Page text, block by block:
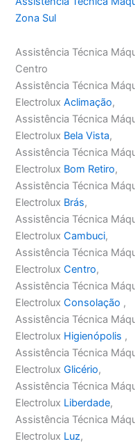
Zona Sul
Assistência Técnica
Centro
Assistência Técnica
ElectroluxAclimação,
Assistência Técnica
Electrolux Bela Vista,
Assistência Técnica
Electrolux Bom Retiro,
Assistência Técnica
Electrolux Brás,
Assistência Técnica
ElectroluxCambuci,
Assistência Técnica
ElectroluxCentro,
Assistência Técnica
ElectroluxConsolação ,
Assistência Técnica
Electrolux Higienópolis ,
Assistência Técnica
ElectroluxGlicério,
Assistência Técnica
Electrolux Liberdade,
Assistência Técnica
Electrolux Luz,